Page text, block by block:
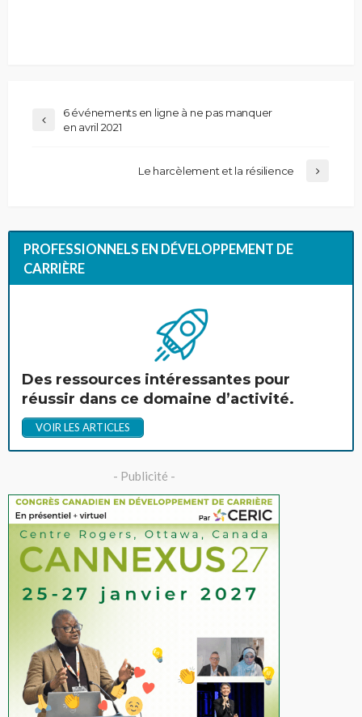
6 événements en ligne à ne pas manquer
en avril 2021
Le harcèlement et la résilience
PROFESSIONNELS EN DÉVELOPPEMENT DE
CARRIÈRE
Des ressources intéressantes pour
réussir dans ce domaine d’activité.
VOIR LES ARTICLES
- Publicité -